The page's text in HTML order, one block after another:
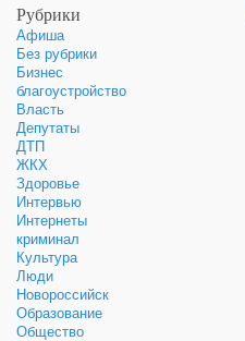
Рубрики
Афиша
Без рубрики
Бизнес
благоустройство
Власть
Депутаты
ДТП
ЖКХ
Здоровье
Интервью
Интернеты
криминал
Культура
Люди
Новороссийск
Образование
Общество